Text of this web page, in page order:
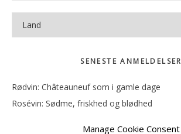
Manage Cookie Consent
SENESTE ANMELDELSER
Rødvin: Châteauneuf som i gamle dage
Rosévin: Sødme, friskhed og blødhed